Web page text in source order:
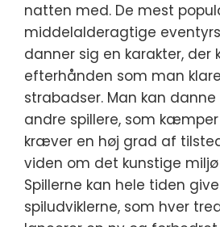
natten med. De mest
middelalderagtige
danner sig en karakter, der
efterhånden som man
strabadser. Man kan
andre spillere, som
kræver en høj grad af
viden om det kunstige
Spillerne kan hele tiden
spiludviklerne, som hver